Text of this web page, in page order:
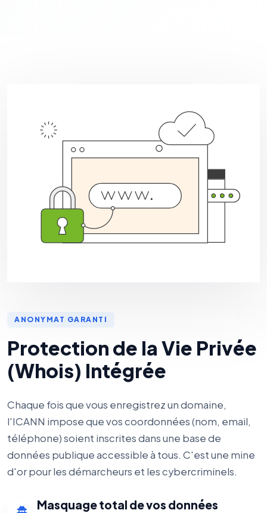
ANONYMAT GARANTI
Protection de la Vie Privée
(Whois) Intégrée
Chaque fois que vous enregistrez un domaine,
l'ICANN impose que vos coordonnées (nom, email,
téléphone) soient inscrites dans une base de
données publique accessible à tous. C'est une mine
d'or pour les démarcheurs et les cybercriminels.
Masquage total de vos données